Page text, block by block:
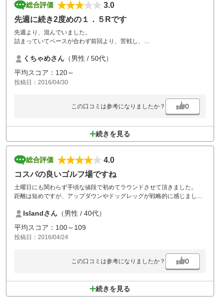
総合評価
3.0
先週に続き2度めの１．５Rです
先週より、混んでいました。
詰まっていてペースが合わず前回より、苦戦し、
なんとか1．５R 回れました。
またカートが新しくなったら、チャレンジします。
くちゃめさん （男性 / 50代）
平均スコア：120～
投稿日：2016/04/30
この口コミは参考になりましたか？ 0
続きを見る
総合評価
4.0
コスパの良いゴルフ場ですね
土曜日にも関わらず手頃な値段で初めてラウンドさせて頂きました。
距離は短めですが、アップダウンやドッグレッグが戦略的に感じまし
またグリーンの芝目も読みづらく感じました。
食事は安くて美味しく、コースを眺めて入るお風呂が気持ち良かったで
す。
来週はコンペで予約させて頂きました。
Islandさん （男性 / 40代）
平均スコア：100～109
投稿日：2016/04/24
この口コミは参考になりましたか？ 0
続きを見る